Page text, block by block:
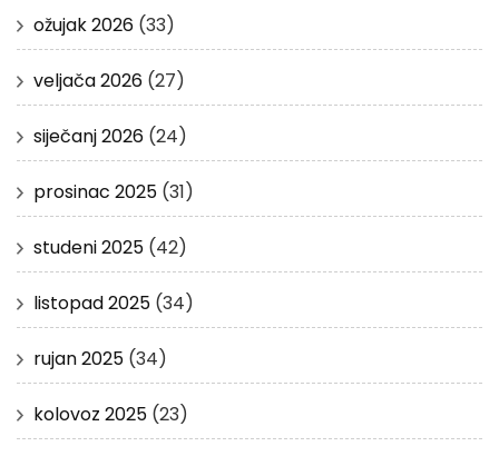
ožujak 2026 (33)
veljača 2026 (27)
siječanj 2026 (24)
prosinac 2025 (31)
studeni 2025 (42)
listopad 2025 (34)
rujan 2025 (34)
kolovoz 2025 (23)